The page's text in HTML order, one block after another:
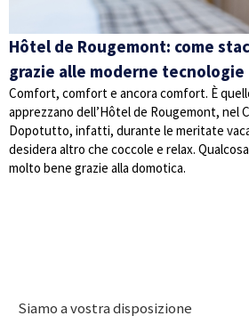
Hôtel de Rougemont: come
grazie alle moderne tecnologie
Comfort, comfort e ancora comfort. È
apprezzano dell’Hôtel de Rougemont, nel
Dopotutto, infatti, durante le meritate
desidera altro che coccole e relax.
molto bene grazie alla domotica.
Siamo a vostra disposizione